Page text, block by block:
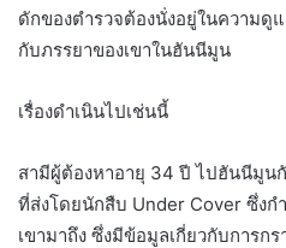
ดักของตำรวจต้องนั่งอยู่ในความดู
กับภรรยาของเขาในฮันนีมูน
เรื่องดำเนินไปเช่นนี้
สามีผู้ต้องหาอายุ 34 ปี ไปฮันนีมูน
ที่ส่งโดยนักสืบ Under Cover ซึ่ง
เขามาถึง ซึ่งมีข้อมูลเกี่ยวกับการก